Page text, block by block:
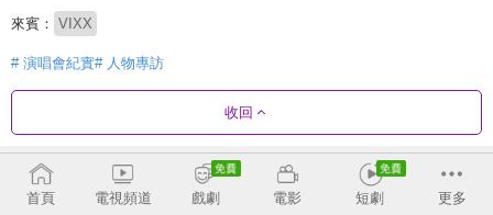
來賓： VIXX
# 演唱會紀實# 人物專訪
收回
劇集列表 反序 收合
首頁 電視頻道 戲劇 電影 短劇 更多